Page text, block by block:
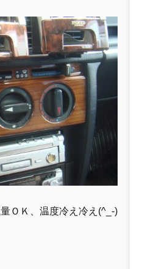
ＯＫ、温度冷え冷え(^_-)